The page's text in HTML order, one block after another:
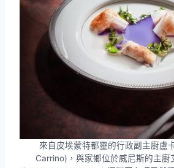
來自皮埃蒙特都靈的行政副主廚盧
Carrino)，與家鄉位於威尼斯的主廚